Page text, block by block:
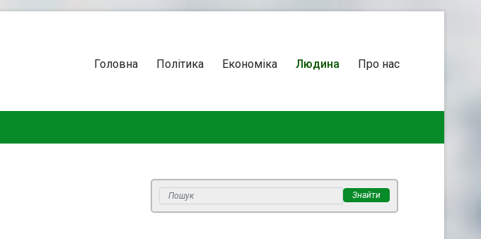
Головна Політика Економіка Людина Про нас
Знайти